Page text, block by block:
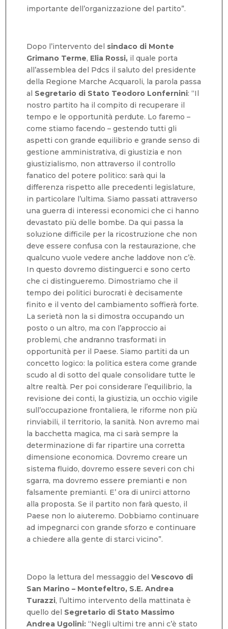
importante dell’organizzazione del partito”.
Dopo l’intervento del sindaco di Monte
Grimano Terme, Elia Rossi, il quale porta
all’assemblea del Pdcs il saluto del presidente
della Regione Marche Acquaroli, la parola passa
al Segretario di Stato Teodoro Lonfernini: “Il
nostro partito ha il compito di recuperare il
tempo e le opportunità perdute. Lo faremo –
come stiamo facendo – gestendo tutti gli
aspetti con grande equilibrio e grande senso di
gestione amministrativa, di giustizia e non
giustizialismo, non attraverso il controllo
fanatico del potere politico: sarà qui la
differenza rispetto alle precedenti legislature,
in particolare l’ultima. Siamo passati attraverso
una guerra di interessi economici che ci hanno
devastato più delle bombe. Da qui passa la
soluzione difficile per la ricostruzione che non
deve essere confusa con la restaurazione, che
qualcuno vuole vedere anche laddove non c’è.
In questo dovremo distinguerci e sono certo
che ci distingueremo. Dimostriamo che il
tempo dei politici burocrati è decisamente
finito e il vento del cambiamento soffierà forte.
La serietà non la si dimostra occupando un
posto o un altro, ma con l’approccio ai
problemi, che andranno trasformati in
opportunità per il Paese. Siamo partiti da un
concetto logico: la politica estera come grande
scudo al di sotto del quale consolidare tutte le
altre realtà. Per poi considerare l’equilibrio, la
revisione dei conti, la giustizia, un occhio vigile
sull’occupazione frontaliera, le riforme non più
rinviabili, il territorio, la sanità. Non avremo mai
la bacchetta magica, ma ci sarà sempre la
determinazione di far ripartire una corretta
dimensione economica. Dovremo creare un
sistema fluido, dovremo essere severi con chi
sgarra, ma dovremo essere premianti e non
falsamente premianti. E’ ora di unirci attorno
alla proposta. Se il partito non farà questo, il
Paese non lo aiuteremo. Dobbiamo continuare
ad impegnarci con grande sforzo e continuare
a chiedere alla gente di starci vicino”.
Dopo la lettura del messaggio delVescovo di
San Marino – Montefeltro, S.E. Andrea
Turazzi, l’ultimo intervento della mattinata è
quello del Segretario di Stato Massimo
Andrea Ugolini: “Negli ultimi tre anni c’è stato